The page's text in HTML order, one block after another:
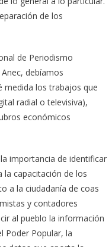
de los
de Periodismo
debíamos
medida los trabajos que
radial o televisiva),
económicos
importancia de identificar
capacitación de los
a la ciudadanía de coas
y contadores
al pueblo la información
Poder Popular, la